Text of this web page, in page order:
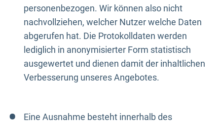
personenbezogen. Wir können also nicht
nachvollziehen, welcher Nutzer welche Daten
abgerufen hat. Die Protokolldaten werden
lediglich in anonymisierter Form statistisch
ausgewertet und dienen damit der inhaltlichen
Verbesserung unseres Angebotes.
Eine Ausnahme besteht innerhalb des